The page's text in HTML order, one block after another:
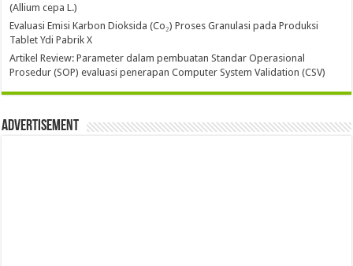
(Allium cepa L.)
Evaluasi Emisi Karbon Dioksida (Co₂) Proses Granulasi pada Produksi
Tablet Ydi Pabrik X
Artikel Review: Parameter dalam pembuatan Standar Operasional
Prosedur (SOP) evaluasi penerapan Computer System Validation (CSV)
Advertisement